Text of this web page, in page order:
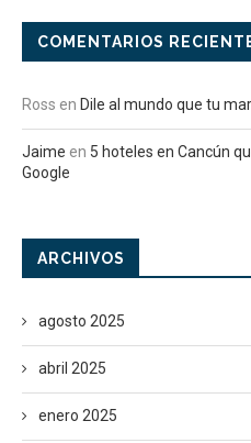
COMENTARIOS
Ross en Dile al mundo que tu
Jaime en 5 hoteles en Cancún
Google
ARCHIVOS
agosto 2025
abril 2025
enero 2025